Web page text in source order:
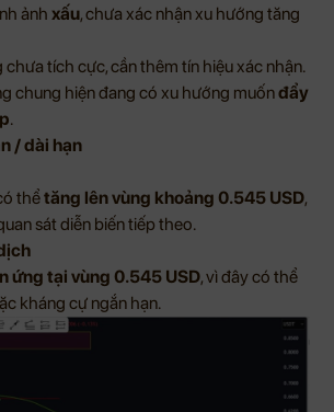
ảnh xấu, chưa xác nhận xu hướng tăng
chưa tích cực, cần thêm tín hiệu xác nhận.
chung hiện đang có xu hướng muốnđẩy
.
/ dài hạn
thểtăng lên vùng khoảng 0.545 USD,
sát diễn biến tiếp theo.
ứng tại vùng 0.545 USD, vì đây có thể
kháng cự ngắn hạn.